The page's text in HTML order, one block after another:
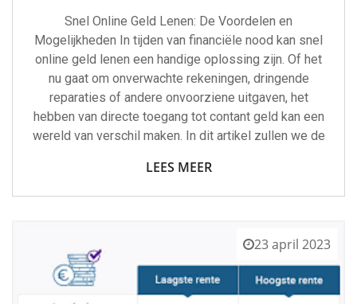
Snel Online Geld Lenen: De Voordelen en
Mogelijkheden In tijden van financiële nood kan snel
online geld lenen een handige oplossing zijn. Of het
nu gaat om onverwachte rekeningen, dringende
reparaties of andere onvoorziene uitgaven, het
hebben van directe toegang tot contant geld kan een
wereld van verschil maken. In dit artikel zullen we de
LEES MEER
23 april 2023